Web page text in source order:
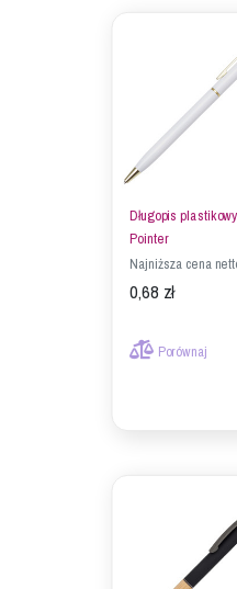
Długopis
Pointer
Najniższa cena
0,68 zł
Porównaj